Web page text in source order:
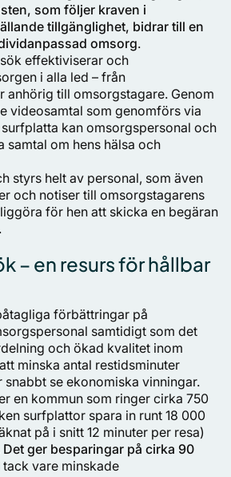
som följer kraven i
tillgänglighet, bidrar till en
omsorg.
effektiviserar och
i alla led – från
anhörig till omsorgstagare. Genom
videosamtal som genomförs via
kan omsorgspersonal och
om hens hälsa och
styrs helt av personal, som även
och notiser till omsorgstagarens
för hen att skicka en begäran
– en resurs för hållbar
förbättringar på
samtidigt som det
och ökad kvalitet inom
minska antal restidsminuter
se ekonomiska vinningar.
en kommun som ringer cirka 750
surfplattor spara in runt 18 000
på i snitt 12 minuter per resa)
Det ger besparingar på cirka 90
tack vare minskade